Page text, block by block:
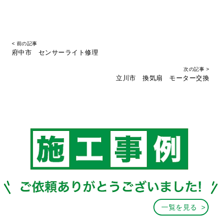
< 前の記事
府中市 センサーライト修理
次の記事 >
立川市 換気扇 モーター交換
一覧を見る